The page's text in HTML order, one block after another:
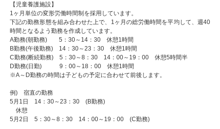
【児童養護施設】
1ヶ月単位の変形労働時間制を採用しています。
下記の勤務形態を組み合わせた上で、1ヶ月の総労働時間を平均して、週40
時間となるよう勤務を作成しています。
A勤務(朝勤務) 5：30～14：30 休憩1時間
B勤務(午後勤務) 14：30～23：30 休憩1時間
C勤務(断続勤務) 5：30～8：30 14：00～19：00 休憩5時間半
D勤務(日勤) 9：00～18：00 休憩1時間
※A～D勤務の時間は子どもの予定に合わせて前後します。
例) 宿直の勤務
5月1日 14：30～23：30 (B勤務)
休憩
5月2日 5：30～8：30 14：00～19：00 (C勤務)